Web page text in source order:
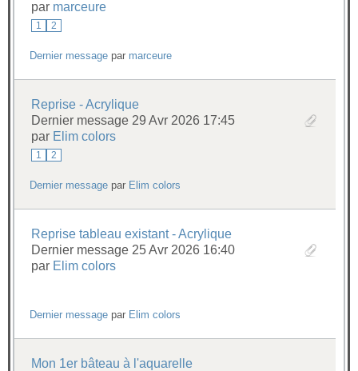
par marceure
1 2
Dernier message par marceure
Reprise - Acrylique
Dernier message 29 Avr 2026 17:45
par Elim colors
1 2
Dernier message par Elim colors
Reprise tableau existant - Acrylique
Dernier message 25 Avr 2026 16:40
par Elim colors
Dernier message par Elim colors
Mon 1er bâteau à l'aquarelle